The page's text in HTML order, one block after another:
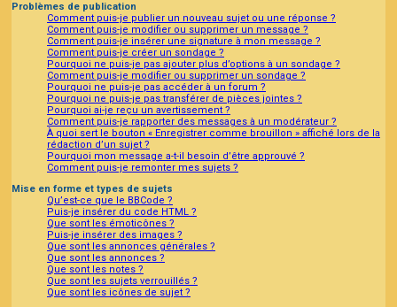
Problèmes de publication
Comment puis-je publier un nouveau sujet ou une réponse ?
Comment puis-je modifier ou supprimer un message ?
Comment puis-je insérer une signature à mon message ?
Comment puis-je créer un sondage ?
Pourquoi ne puis-je pas ajouter plus d’options à un sondage ?
Comment puis-je modifier ou supprimer un sondage ?
Pourquoi ne puis-je pas accéder à un forum ?
Pourquoi ne puis-je pas transférer de pièces jointes ?
Pourquoi ai-je reçu un avertissement ?
Comment puis-je rapporter des messages à un modérateur ?
À quoi sert le bouton « Enregistrer comme brouillon » affiché lors de la
rédaction d’un sujet ?
Pourquoi mon message a-t-il besoin d’être approuvé ?
Comment puis-je remonter mes sujets ?
Mise en forme et types de sujets
Qu’est-ce que le BBCode ?
Puis-je insérer du code HTML ?
Que sont les émoticônes ?
Puis-je insérer des images ?
Que sont les annonces générales ?
Que sont les annonces ?
Que sont les notes ?
Que sont les sujets verrouillés ?
Que sont les icônes de sujet ?